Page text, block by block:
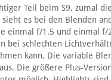
Teil beim S9, zumal
sieht es bei den Blenden
einmal f/1.5 und einmal f/
bei schlechten
kann. Die variable
Die größere Plus-